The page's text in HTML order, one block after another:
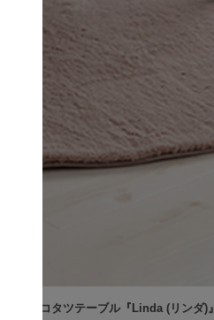
アルコタツテーブル『Linda (リンダ)』